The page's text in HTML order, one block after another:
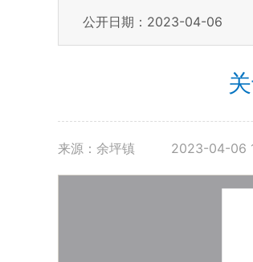
公开日期：2023-04-06
来源：余坪镇 2023-04-06